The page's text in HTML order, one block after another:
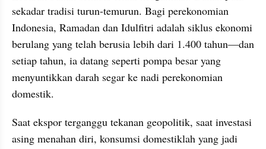
sekadar tradisi turun-temurun. Bagi perekonomian
Indonesia, Ramadan dan Idulfitri adalah siklus ekonomi
berulang yang telah berusia lebih dari 1.400 tahun—dan
setiap tahun, ia datang seperti pompa besar yang
menyuntikkan darah segar ke nadi perekonomian
domestik.
Saat ekspor terganggu tekanan geopolitik, saat investasi
asing menahan diri, konsumsi domestiklah yang jadi